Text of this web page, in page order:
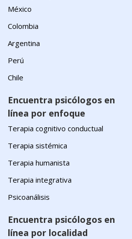
México
Colombia
Argentina
Perú
Chile
Encuentra psicólogos en
línea por enfoque
Terapia cognitivo conductual
Terapia sistémica
Terapia humanista
Terapia integrativa
Psicoanálisis
Encuentra psicólogos en
línea por localidad